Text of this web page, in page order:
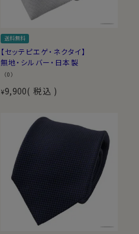
送料無料
【セッテピエゲ・ネクタイ】
無地・シルバー・日本製
（0）
¥9,900 税込